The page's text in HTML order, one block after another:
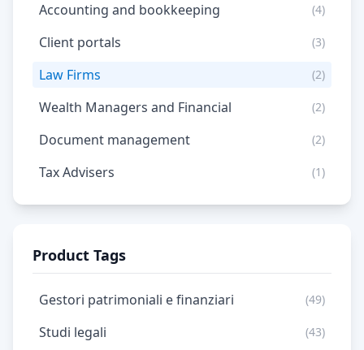
Accounting and bookkeeping (4)
Client portals (3)
Law Firms (2)
Wealth Managers and Financial (2)
Document management (2)
Tax Advisers (1)
Product Tags
Gestori patrimoniali e finanziari (49)
Studi legali (43)